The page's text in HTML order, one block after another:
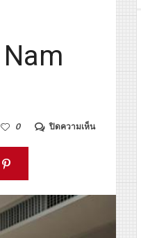
ปิดความเห็นบน
แก
0